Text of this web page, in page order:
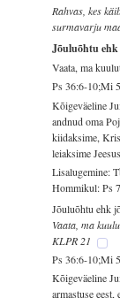
Rahvas, kes
surmavarju
Jõuluõhtu
Vaata, ma
Ps 36:6-10;Mi
Kõigeväeline
andnud oma
kiidaksime,
leiaksime
Lisalugemine:
Hommikul: Ps
Jõuluõhtu ehk
Vaata, ma
KLPR 21
Ps 36:6-10;Mi
Kõigeväeline
armastuse